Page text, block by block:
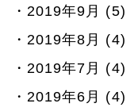
2019年9月 (5)
2019年8月 (4)
2019年7月 (4)
2019年6月 (4)